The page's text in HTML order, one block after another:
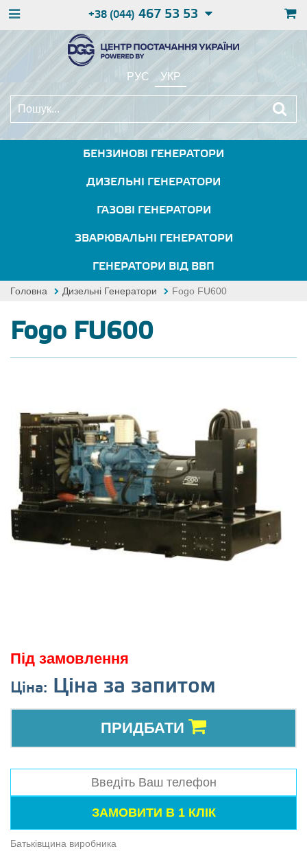
+38 (044) 467 53 53
РУС УКР
БЕНЗИНОВІ ГЕНЕРАТОРИ
ДИЗЕЛЬНІ ГЕНЕРАТОРИ
ГАЗОВІ ГЕНЕРАТОРИ
ЗВАРЮВАЛЬНІ ГЕНЕРАТОРИ
ГЕНЕРАТОРИ ВІД ВВП
Головна Дизельні Генератори Fogo FU600
Fogo FU600
Під замовлення
Ціна: Ціна за запитом
ПРИДБАТИ
Батьківщина виробника